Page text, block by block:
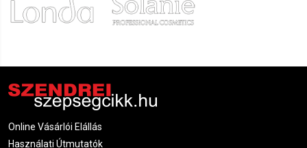
Online Vásárlói Elállás
Használati Útmutatók